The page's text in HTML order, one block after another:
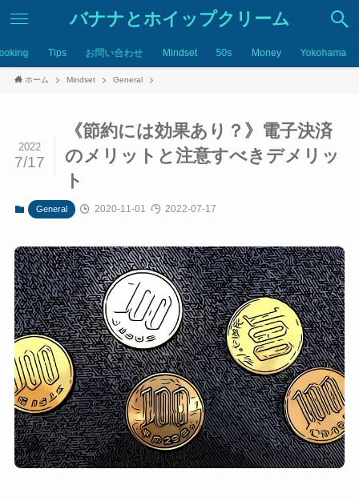
バナナとホイップクリーム
Tips お問い合わせ Mindset 50s Money Yokohama
ホーム Mindset General
《節約には効果あり？》電子決済
のメリットと注意すべきデメリッ
ト
2022
7/17
General 2020-11-01 2022-07-17